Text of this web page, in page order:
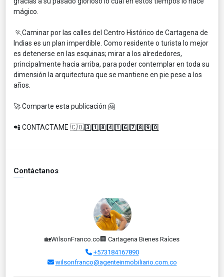
mágico.
🏃Caminar por las calles del Centro Histórico de Cartagena de
Indias es un plan imperdible. Como residente o turista lo mejor
es detenerse en las esquinas; mirar a los alrededores,
principalmente hacia arriba, para poder contemplar en toda su
dimensión la arquitectura que se mantiene en pie pese a los
años.
🚀 Comparte esta publicación 🤗
📲 CONTACTAME 🇨🇴3️⃣1️⃣8️⃣4️⃣1️⃣6️⃣7️⃣8️⃣9️⃣0️⃣
Contáctanos
🏡WilsonFranco.co🏢 Cartagena Bienes Raíces
+573184167890
wilsonfranco@agenteinmobiliario.com.co